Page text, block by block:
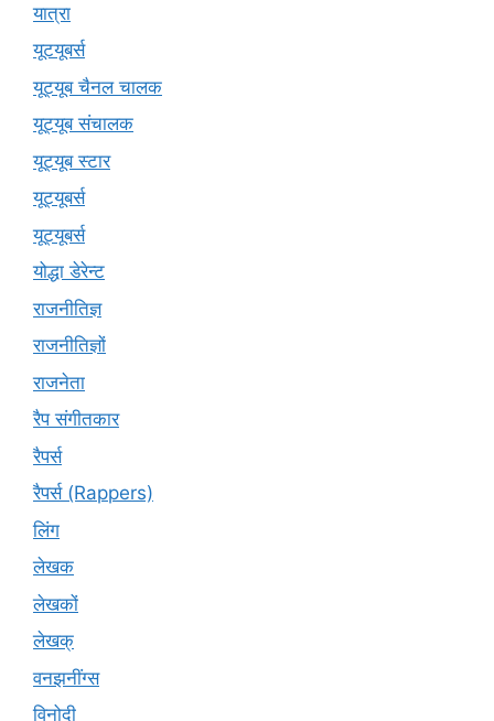
यात्रा
यूटयूबर्स
यूट्यूब चैनल चालक
यूट्यूब संचालक
यूट्यूब स्टार
यूट्‍यूबर्स
यूट्यूबर्स
योद्धा डेरेन्ट
राजनीतिज्ञ
राजनीतिज्ञों
राजनेता
रैप संगीतकार
रैपर्स
रैपर्स (Rappers)
लिंग
लेखक
लेखकों
लेखक्
वनझनींग्स
विनोदी